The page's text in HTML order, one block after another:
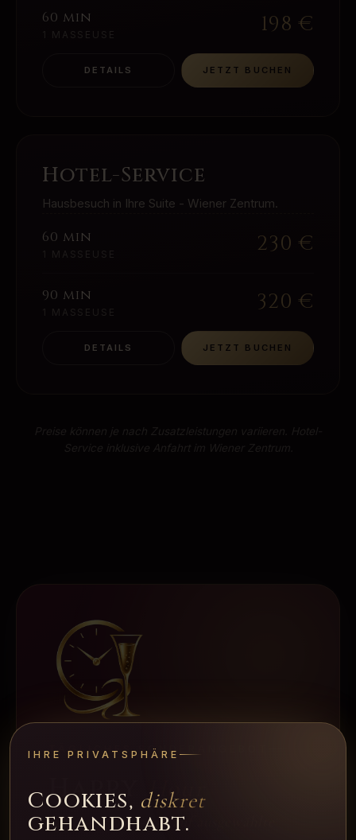
60 min 198 €
DETAILS JETZT BUCHEN
Hotel-Service
Hausbesuch in Ihre Suite - Wiener Zentrum.
60 min 230 €
90 min 320 €
DETAILS JETZT BUCHEN
TÄGLICHES SONDERANGEBOT
Happy Hour
12:00 – 17:00 · −10% auf ausgewählte
IHRE PRIVATSPHÄRE
Cookies, diskret
gehandhabt.